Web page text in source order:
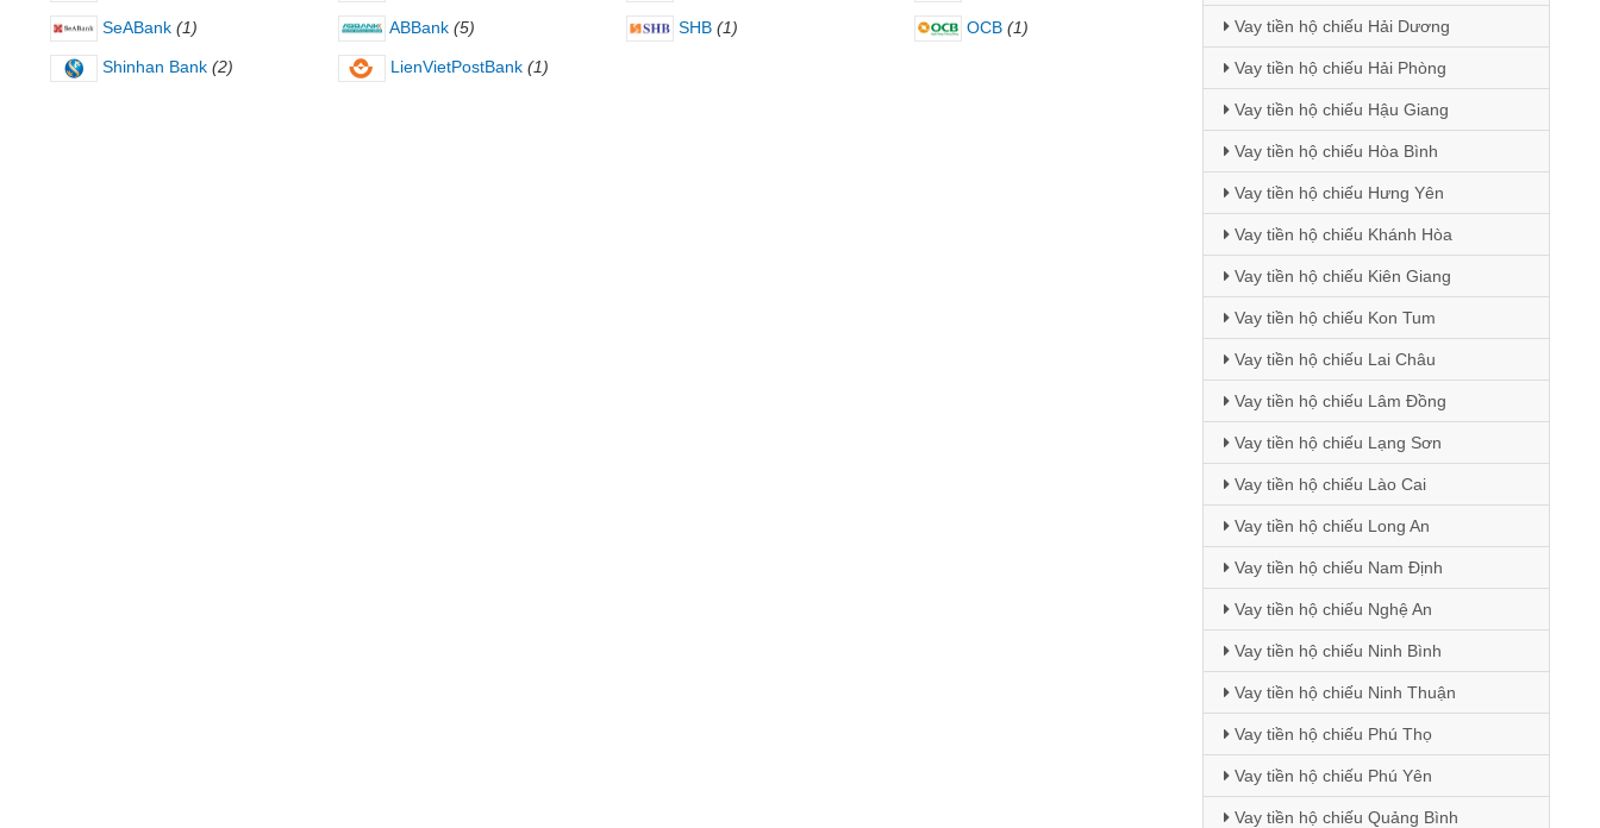
SeABank (1) ABBank (5) SHB (1) OCB (1)
Shinhan Bank (2) LienVietPostBank (1)
Vay tiền hộ chiếu Hải Dương
Vay tiền hộ chiếu Hải Phòng
Vay tiền hộ chiếu Hậu Giang
Vay tiền hộ chiếu Hòa Bình
Vay tiền hộ chiếu Hưng Yên
Vay tiền hộ chiếu Khánh Hòa
Vay tiền hộ chiếu Kiên Giang
Vay tiền hộ chiếu Kon Tum
Vay tiền hộ chiếu Lai Châu
Vay tiền hộ chiếu Lâm Đồng
Vay tiền hộ chiếu Lạng Sơn
Vay tiền hộ chiếu Lào Cai
Vay tiền hộ chiếu Long An
Vay tiền hộ chiếu Nam Định
Vay tiền hộ chiếu Nghệ An
Vay tiền hộ chiếu Ninh Bình
Vay tiền hộ chiếu Ninh Thuận
Vay tiền hộ chiếu Phú Thọ
Vay tiền hộ chiếu Phú Yên
Vay tiền hộ chiếu Quảng Bình